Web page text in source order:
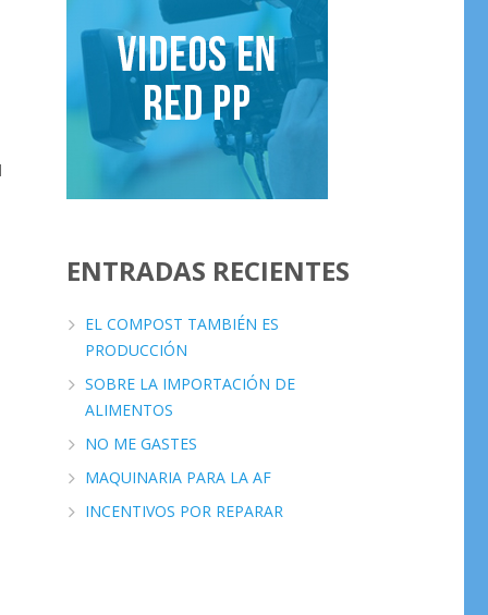
ENTRADAS RECIENTES
EL COMPOST TAMBIÉN ES
PRODUCCIÓN
SOBRE LA IMPORTACIÓN DE
ALIMENTOS
NO ME GASTES
MAQUINARIA PARA LA AF
INCENTIVOS POR REPARAR